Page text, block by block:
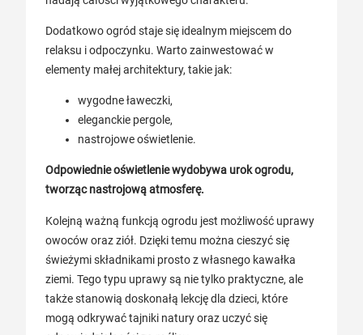
Dodatkowo ogród staje się idealnym miejscem do
relaksu i odpoczynku. Warto zainwestować w
elementy małej architektury, takie jak:
wygodne ławeczki,
eleganckie pergole,
nastrojowe oświetlenie.
Odpowiednie oświetlenie wydobywa urok ogrodu,
tworząc nastrojową atmosferę.
Kolejną ważną funkcją ogrodu jest możliwość uprawy
owoców oraz ziół. Dzięki temu można cieszyć się
świeżymi składnikami prosto z własnego kawałka
ziemi. Tego typu uprawy są nie tylko praktyczne, ale
także stanowią doskonałą lekcję dla dzieci, które
mogą odkrywać tajniki natury oraz uczyć się